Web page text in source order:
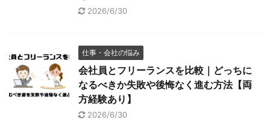
2026/6/30
仕事・会社の悩み
会社員とフリーランスを比較｜どっちに
なるべきか失敗や後悔なく進む方法【両
方経験あり】
2026/6/30